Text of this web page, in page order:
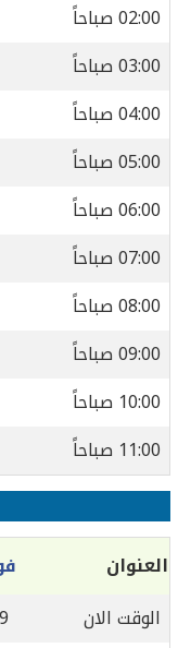
02:00 صباحاً
03:00 صباحاً
04:00 صباحاً
05:00 صباحاً
06:00 صباحاً
07:00 صباحاً
08:00 صباحاً
09:00 صباحاً
10:00 صباحاً
11:00 صباحاً
العنوان
الوقت الان